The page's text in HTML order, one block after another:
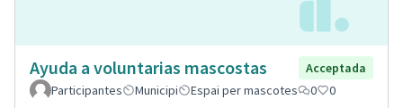
Ayuda a voluntarias mascostas
Acceptada
Participantes
Municipi Espai per mascotes 0 0